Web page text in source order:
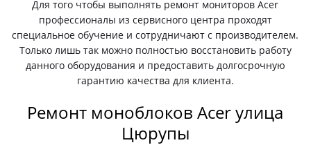
Для того чтобы выполнять ремонт мониторов Acer
профессионалы из сервисного центра проходят
специальное обучение и сотрудничают с производителем.
Только лишь так можно полностью восстановить работу
данного оборудования и предоставить долгосрочную
гарантию качества для клиента.
Ремонт моноблоков Acer улица
Цюрупы